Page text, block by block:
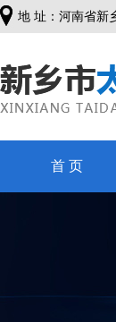
地 址：河南省新
首 页